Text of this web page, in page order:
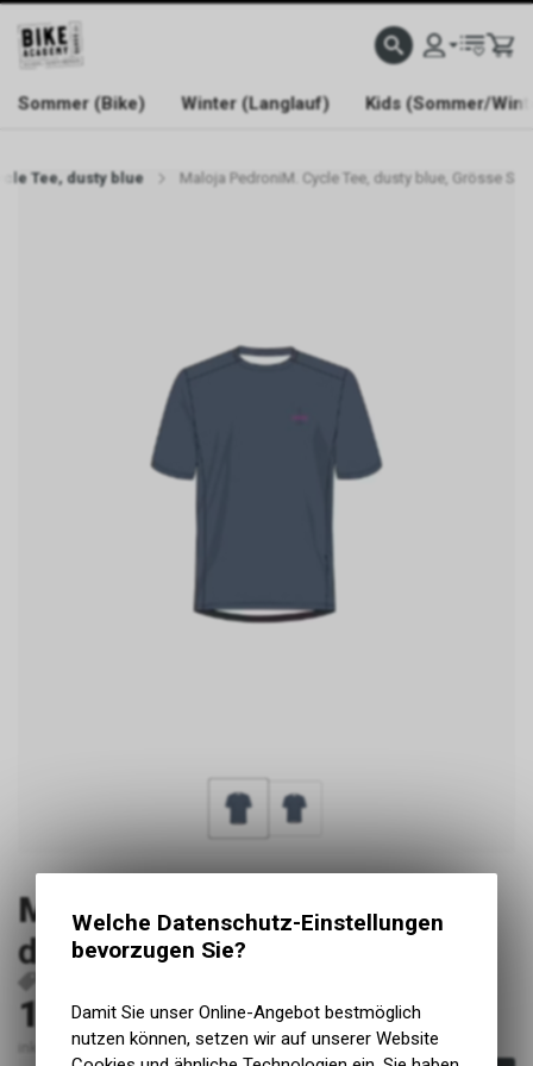
WELCOME TO BIKE ACADEMY
Sommer (Bike) Winter (Langlauf) Kids (Sommer/
Tee, dusty blue Maloja PedroniM. Cycle Tee, dusty blue, Grösse S
Maloja PedroniM. Cycle Tee,
dusty blue, Grösse S
110.00CHF
inkl. MwSt., zzgl. Versandkosten
Welche Datenschutz-Einstellungen
bevorzugen Sie?
Damit Sie unser Online-Angebot bestmöglich
nutzen können, setzen wir auf unserer Website